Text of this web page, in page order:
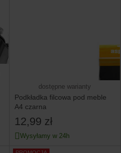
dostępne warianty
Podkładka filcowa pod meble
A4 czarna
12,99 zł
Wysyłamy w 24h